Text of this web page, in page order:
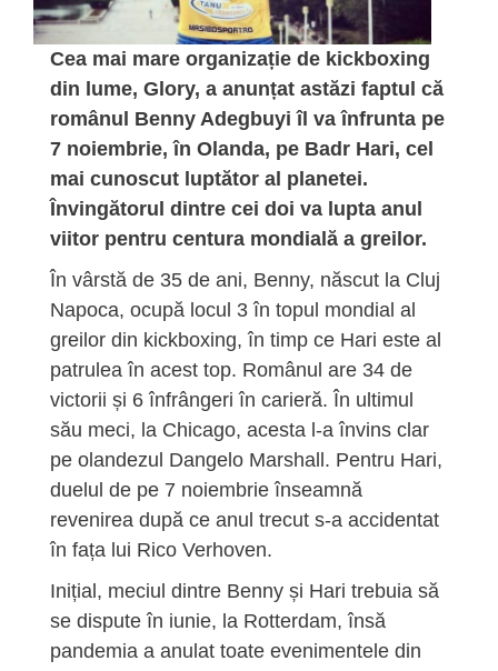
Cea mai mare organizație de kickboxing
din lume, Glory, a anunțat astăzi faptul că
românul Benny Adegbuyi îl va înfrunta pe
7 noiembrie, în Olanda, pe Badr Hari, cel
mai cunoscut luptător al planetei.
Învingătorul dintre cei doi va lupta anul
viitor pentru centura mondială a greilor.
În vârstă de 35 de ani, Benny, născut la Cluj
Napoca, ocupă locul 3 în topul mondial al
greilor din kickboxing, în timp ce Hari este al
patrulea în acest top. Românul are 34 de
victorii și 6 înfrângeri în carieră. În ultimul
său meci, la Chicago, acesta l-a învins clar
pe olandezul Dangelo Marshall. Pentru Hari,
duelul de pe 7 noiembrie înseamnă
revenirea după ce anul trecut s-a accidentat
în fața lui Rico Verhoven.
Inițial, meciul dintre Benny și Hari trebuia să
se dispute în iunie, la Rotterdam, însă
pandemia a anulat toate evenimentele din